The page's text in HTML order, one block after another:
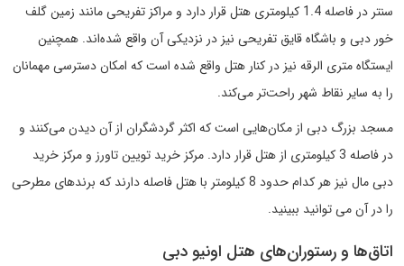
سنتر در فاصله 1.4 کیلومتری هتل قرار دارد و مراکز تفریحی مانند زمین گلف
خور دبی و باشگاه قایق تفریحی نیز در نزدیکی آن واقع شده‌اند. همچنین
ایستگاه متری الرقه نیز در کنار هتل واقع شده است که امکان دسترسی مهمانان
را به سایر نقاط شهر راحت‌تر می‌کند.
مسجد بزرگ دبی از مکان‌هایی است که اکثر گردشگران از آن دیدن می‌کنند و
در فاصله 3 کیلومتری از هتل قرار دارد. مرکز خرید تویین تاورز و مرکز خرید
دبی مال نیز هر کدام حدود 8 کیلومتر با هتل فاصله دارند که برندهای مطرحی
را در آن می توانید ببینید.
اتاق‌ها و رستوران‌های هتل اونیو دبی